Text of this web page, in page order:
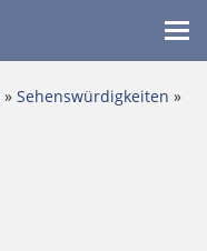
» Sehenswürdigkeiten »